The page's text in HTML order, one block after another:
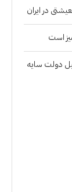
در ایران
است
دولت سایه